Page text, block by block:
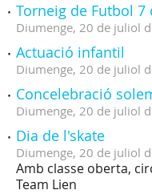
Torneig de Futbol 7
Diumenge, 20 de juliol
Actuació infantil
Diumenge, 20 de juliol
Concelebració
Diumenge, 20 de juliol
Dia de l'skate
Diumenge, 20 de juliol
Amb classe oberta,
Team Lien